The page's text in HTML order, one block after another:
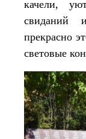
качели,
свиданий
прекрасно
световые